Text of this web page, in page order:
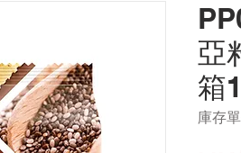
亞
箱
庫存單